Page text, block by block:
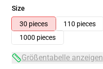
Size
30 pieces
110 pieces
1000 pieces
Größentabelle anzeigen